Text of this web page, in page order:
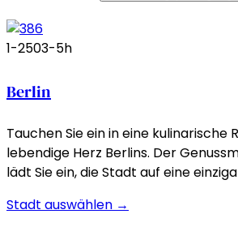
1-2503-5h
Berlin
Tauchen Sie ein in eine kulinarische
lebendige Herz Berlins. Der
lädt Sie ein, die Stadt auf eine
Stadt auswählen →